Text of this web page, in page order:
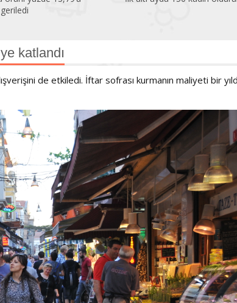
katlandı
de etkiledi. İftar sofrası kurmanın maliyeti bir